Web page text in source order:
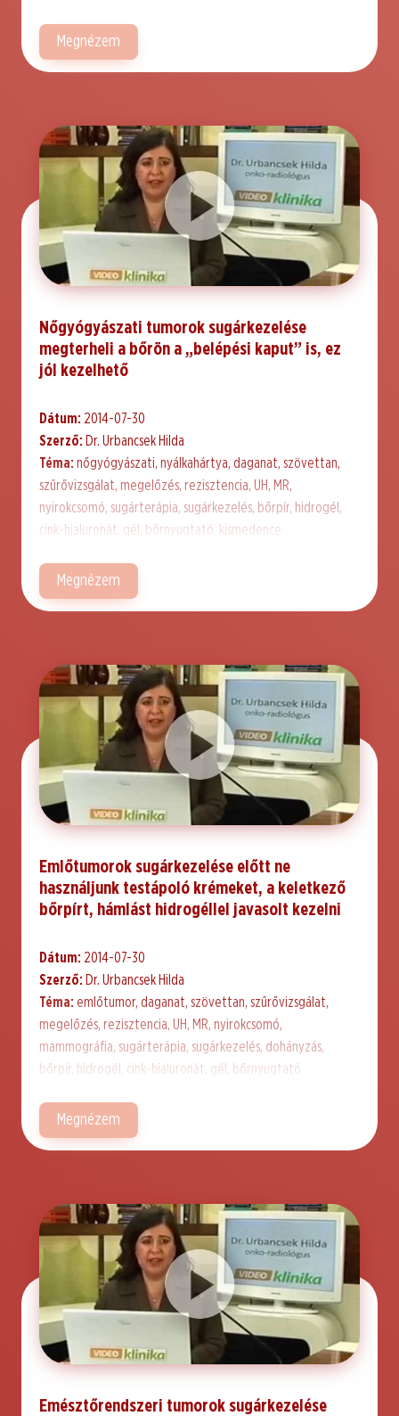
Megnézem
Nőgyógyászati tumorok sugárkezelése
megterheli a bőrön a „belépési kaput” is, ez
jól kezelhető
Dátum: 2014-07-30
Szerző: Dr. Urbancsek Hilda
Téma: nőgyógyászati, nyálkahártya, daganat, szövettan,
szűrővizsgálat, megelőzés, rezisztencia, UH, MR,
nyirokcsomó, sugárterápia, sugárkezelés, bőrpír, hidrogél,
cink-hialuronát, gél, bőrnyugtató, kismedence
Megnézem
Emlőtumorok sugárkezelése előtt ne
használjunk testápoló krémeket, a keletkező
bőrpírt, hámlást hidrogéllel javasolt kezelni
Dátum: 2014-07-30
Szerző: Dr. Urbancsek Hilda
Téma: emlőtumor, daganat, szövettan, szűrővizsgálat,
megelőzés, rezisztencia, UH, MR, nyirokcsomó,
mammográfia, sugárterápia, sugárkezelés, dohányzás,
bőrpír, hidrogél, cink-hialuronát, gél, bőrnyugtató
Megnézem
Emésztőrendszeri tumorok sugárkezelése